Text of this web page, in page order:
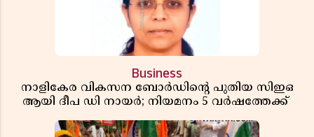
Business
നാളികേര വികസന ബോർഡിൻ്റെ പുതിയ സിഇഒ
ആയി ദീപ ഡി നായർ; നിയമനം 5 വർഷത്തേക്ക് ​​​​​​​